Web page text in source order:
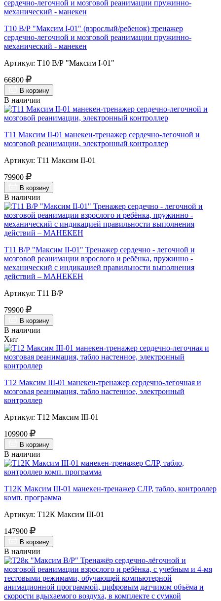
Т10 В/Р "Максим I-01" (взрослый/ребенок) тренажер
сердечно-легочной и мозговой реанимации пружинно-
механический - манекен
Артикул: Т10 В/Р "Максим I-01"
66800
В корзину
В наличии
Т11 Максим II-01 манекен-тренажер сердечно-легочной и
мозговой реанимации, электронный контроллер
Артикул: Т11 Максим II-01
79900
В корзину
В наличии
Т11 В/Р "Максим II-01" Тренажер сердечно - легочной и
мозговой реанимации взрослого и ребёнка, пружинно -
механический с индикацией правильности выполнения
действий – МАНЕКЕН
Артикул: Т11 В/Р
79900
В корзину
В наличии
Хит
Т12 Максим III-01 манекен-тренажер сердечно-легочная и
мозговая реанимация, табло настенное, электронный
контроллер
Артикул: Т12 Максим III-01
109900
В корзину
В наличии
Т12К Максим III-01 манекен-тренажер СЛР, табло, контроллер
комп. программа
Артикул: Т12К Максим III-01
147900
В корзину
В наличии